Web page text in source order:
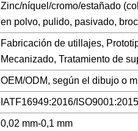
Zinc/níquel/cromo/estañado
en polvo, pulido, pasivado,
Fabricación de utillajes,
Mecanizado, Tratamiento de
OEM/ODM, según el dibujo o
IATF16949:2016/
0,02 mm-0,1 mm